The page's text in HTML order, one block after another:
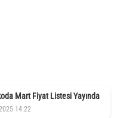
Mart Fiyat Listesi Yayında
14:22